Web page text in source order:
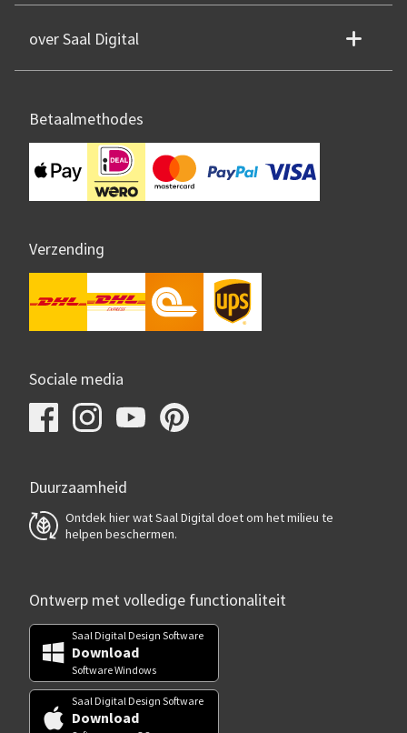
over Saal Digital
Betaalmethodes
Verzending
Sociale media
Duurzaamheid
Ontdek hier wat Saal Digital doet om het milieu te
helpen beschermen.
Ontwerp met volledige functionaliteit
Saal Digital Design Software
Download
Software Windows
Saal Digital Design Software
Download